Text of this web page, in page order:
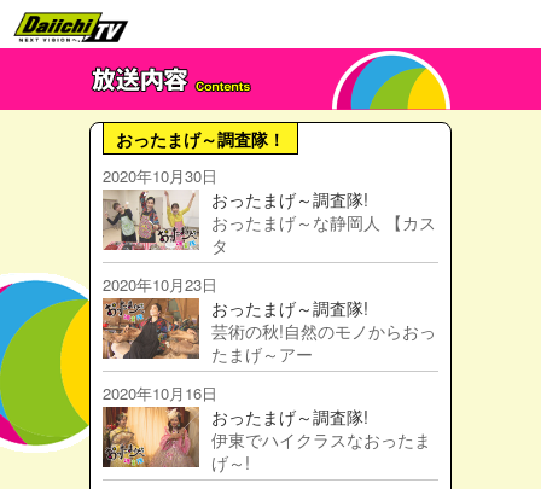
おったまげ～調査隊！
2020年10月30日
おったまげ～調査隊!
おったまげ～な静岡人 【カス
タ
2020年10月23日
おったまげ～調査隊!
芸術の秋!自然のモノからおっ
たまげ～アー
2020年10月16日
おったまげ～調査隊!
伊東でハイクラスなおったま
げ～!